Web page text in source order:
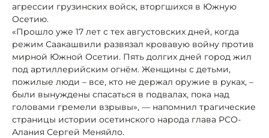
агрессии грузинских войск, вторгшихся в Южную
Осетию.
«Прошло уже 17 лет с тех августовских дней, когда
режим Саакашвили развязал кровавую войну против
мирной Южной Осетии. Пять долгих дней город жил
под артиллерийским огнём. Женщины с детьми,
пожилые люди – все, кто не держал оружие в руках, –
были вынуждены спасаться в подвалах, пока над
головами гремели взрывы», — напомнил трагические
страницы истории осетинского народа глава РСО-
Алания Сергей Меняйло.